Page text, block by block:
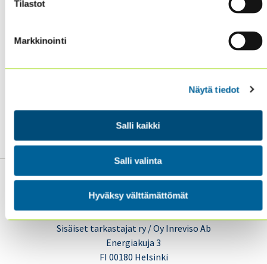
Tilastot
Markkinointi
Näytä tiedot
Salli kaikki
Salli valinta
Hyväksy välttämättömät
Lisätietoa kevään kurssista on tulossa lähiviikkoina
Sisäiset tarkastajat ry / Oy Inreviso Ab
Energiakuja 3
FI 00180 Helsinki